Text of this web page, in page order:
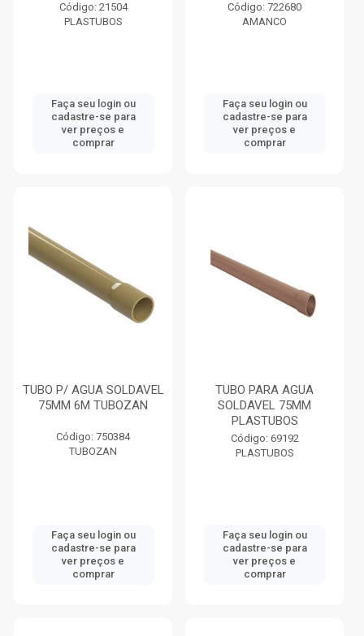
Código: 21504
PLASTUBOS
Faça seu login ou
cadastre-se para
ver preços e
comprar
Código: 722680
AMANCO
Faça seu login ou
cadastre-se para
ver preços e
comprar
TUBO P/ AGUA SOLDAVEL
75MM 6M TUBOZAN
Código: 750384
TUBOZAN
Faça seu login ou
cadastre-se para
ver preços e
comprar
TUBO PARA AGUA
SOLDAVEL 75MM
PLASTUBOS
Código: 69192
PLASTUBOS
Faça seu login ou
cadastre-se para
ver preços e
comprar